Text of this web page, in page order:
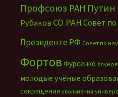
Профсоюз РАН Путин
Рубаков СО РАНСовет
Президенте РФ Совет по
Фортов Фурсенко Хлунов
молодые учёные
сокращения увольнения